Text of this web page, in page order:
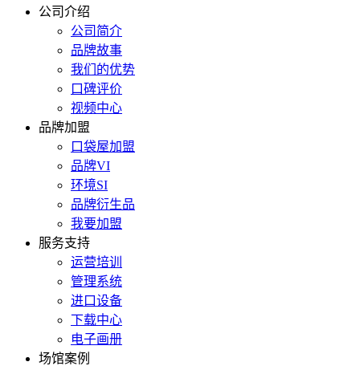
公司介绍
公司简介
品牌故事
我们的优势
口碑评价
视频中心
品牌加盟
口袋屋加盟
品牌VI
环境SI
品牌衍生品
我要加盟
服务支持
运营培训
管理系统
进口设备
下载中心
电子画册
场馆案例